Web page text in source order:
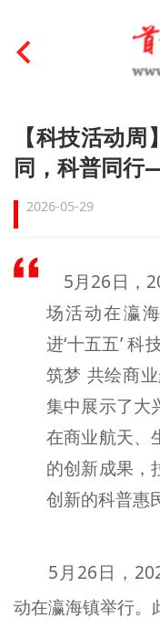
首页
文明创建
文明实践
文明培育
未成年人思想道
榜样人物
身边好人
文明评论
北京宣传文化引导
专题
资料库
【科技活动
同，科普同
2026-05-29
5月26日，
场活动在瀛
进‘十五五’
筑梦 共绘商
集中展示了大
在商业航天、
的创新成果，
创新的科普惠
5月26日，
动在瀛海镇举行。